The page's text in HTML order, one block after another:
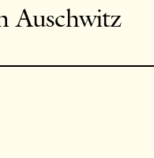
Auschwitz